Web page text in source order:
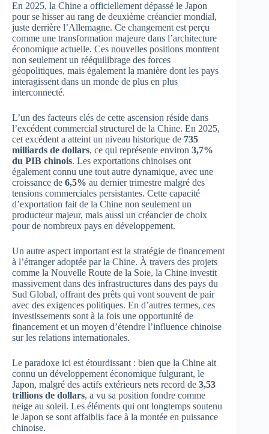
En 2025, la Chine a officiellement dépassé le Japon
pour se hisser au rang de deuxième créancier mondial,
juste derrière l’Allemagne. Ce changement est perçu
comme une transformation majeure dans l’architecture
économique actuelle. Ces nouvelles positions montrent
non seulement un rééquilibrage des forces
géopolitiques, mais également la manière dont les pays
interagissent dans un monde de plus en plus
interconnecté.
L’un des facteurs clés de cette ascension réside dans
l’excédent commercial structurel de la Chine. En 2025,
cet excédent a atteint un niveau historique de 735
milliards de dollars, ce qui représente environ 3,7%
du PIB chinois. Les exportations chinoises ont
également connu une tout autre dynamique, avec une
croissance de 6,5% au dernier trimestre malgré des
tensions commerciales persistantes. Cette capacité
d’exportation fait de la Chine non seulement un
producteur majeur, mais aussi un créancier de choix
pour de nombreux pays en développement.
Un autre aspect important est la stratégie de financement
à l’étranger adoptée par la Chine. À travers des projets
comme la Nouvelle Route de la Soie, la Chine investit
massivement dans des infrastructures dans des pays du
Sud Global, offrant des prêts qui vont souvent de pair
avec des exigences politiques. En d’autres termes, ces
investissements sont à la fois une opportunité de
financement et un moyen d’étendre l’influence chinoise
sur les relations internationales.
Le paradoxe ici est étourdissant : bien que la Chine ait
connu un développement économique fulgurant, le
Japon, malgré des actifs extérieurs nets record de 3,53
trillions de dollars, a vu sa position fondre comme
neige au soleil. Les éléments qui ont longtemps soutenu
le Japon se sont affaiblis face à la montée en puissance
chinoise.